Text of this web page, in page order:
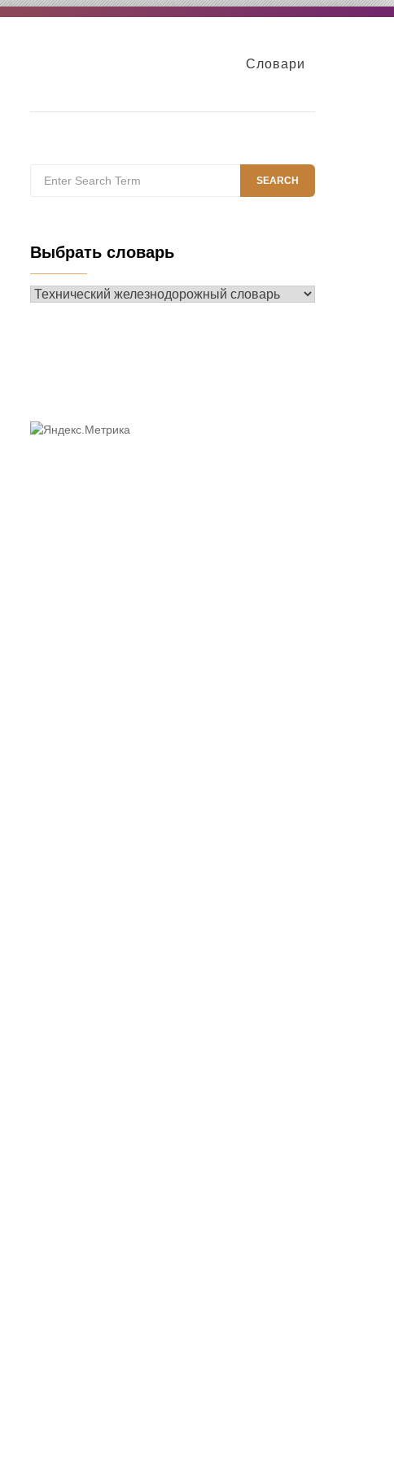
Словари
for:
SEARCH
Выбрать словарь
Выбрать